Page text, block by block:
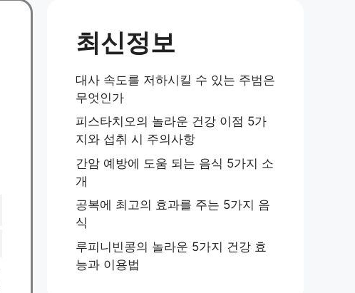
최신정보
대사 속도를 저하시킬 수 있는 주범은
무엇인가
피스타치오의 놀라운 건강 이점 5가
지와 섭취 시 주의사항
간암 예방에 도움 되는 음식 5가지 소
개
공복에 최고의 효과를 주는 5가지 음
식
루피니빈콩의 놀라운 5가지 건강 효
능과 이용법